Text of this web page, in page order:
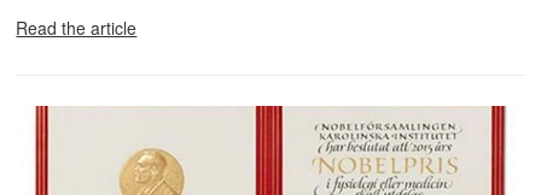
Read the article